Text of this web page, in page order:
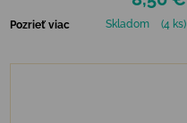
Pozrieť viac Skladom (4 ks)